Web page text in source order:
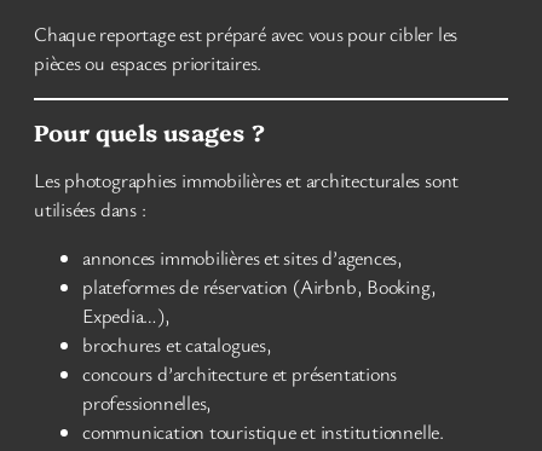
Chaque reportage est préparé avec vous pour cibler les
pièces ou espaces prioritaires.
Pour quels usages ?
Les photographies immobilières et architecturales sont
utilisées dans :
annonces immobilières et sites d’agences,
plateformes de réservation (Airbnb, Booking,
Expedia…),
brochures et catalogues,
concours d’architecture et présentations
professionnelles,
communication touristique et institutionnelle.